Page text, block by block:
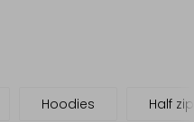
Hoodies Half zip